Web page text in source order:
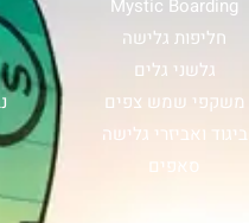
Mystic Boarding
חליפות גלישה
גלשני גלים
משקפי שמש צפים
ביגוד ואביזרי גלישה
סאפים